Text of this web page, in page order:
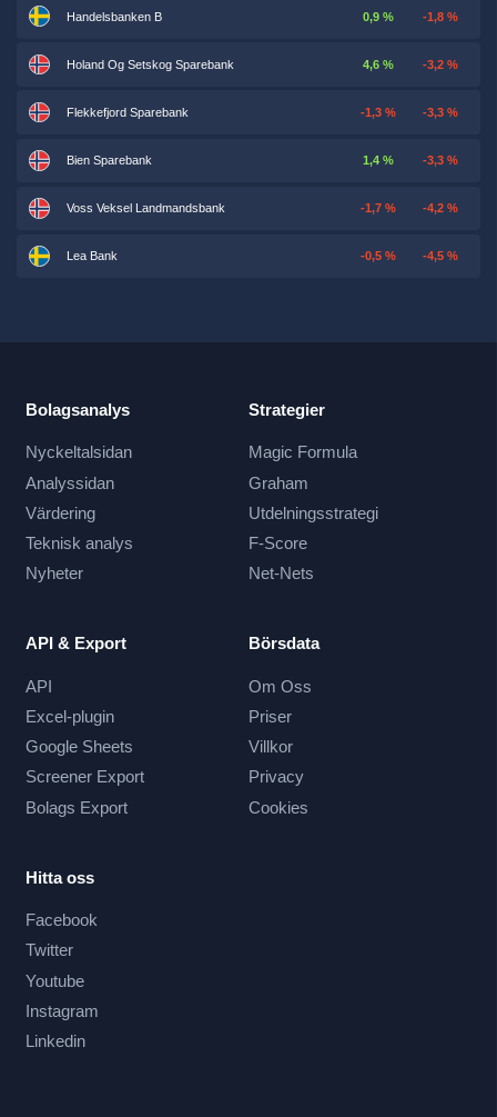
Handelsbanken B 0,9 % -1,8 %
Holand Og Setskog Sparebank 4,6 % -3,2 %
Flekkefjord Sparebank -1,3 % -3,3 %
Bien Sparebank 1,4 % -3,3 %
Voss Veksel Landmandsbank -1,7 % -4,2 %
Lea Bank -0,5 % -4,5 %
Bolagsanalys
Nyckeltalsidan
Analyssidan
Värdering
Teknisk analys
Nyheter
Strategier
Magic Formula
Graham
Utdelningsstrategi
F-Score
Net-Nets
API & Export
API
Excel-plugin
Google Sheets
Screener Export
Bolags Export
Börsdata
Om Oss
Priser
Villkor
Privacy
Cookies
Hitta oss
Facebook
Twitter
Youtube
Instagram
Linkedin